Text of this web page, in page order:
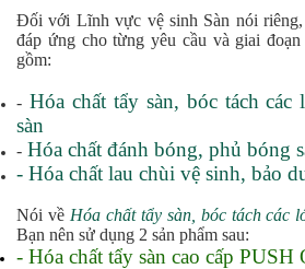
Đối với Lĩnh vực vệ sinh Sàn nói riêng,
đáp ứng cho từng yêu cầu và giai
gồm:
- Hóa chất tẩy sàn, bóc tách các
sàn
- Hóa chất đánh bóng, phủ bóng
- Hóa chất lau chùi vệ sinh, bảo
Nói về Hóa chất tẩy sàn, bóc tách các
Bạn nên sử dụng 2 sản phẩm sau:
- Hóa chất tẩy sàn cao cấp PUSH